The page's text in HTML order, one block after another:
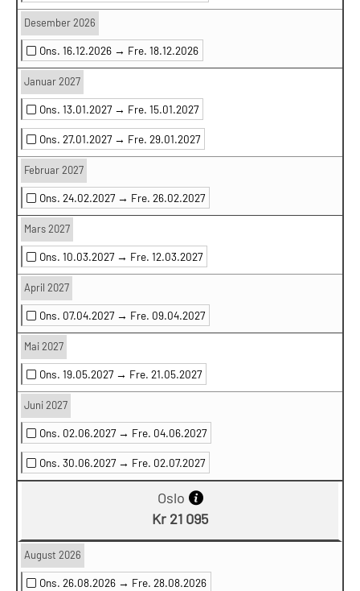
Desember 2026
Ons. 16.12.2026 → Fre. 18.12.2026
Januar 2027
Ons. 13.01.2027 → Fre. 15.01.2027
Ons. 27.01.2027 → Fre. 29.01.2027
Februar 2027
Ons. 24.02.2027 → Fre. 26.02.2027
Mars 2027
Ons. 10.03.2027 → Fre. 12.03.2027
April 2027
Ons. 07.04.2027 → Fre. 09.04.2027
Mai 2027
Ons. 19.05.2027 → Fre. 21.05.2027
Juni 2027
Ons. 02.06.2027 → Fre. 04.06.2027
Ons. 30.06.2027 → Fre. 02.07.2027
Oslo
Kr 21 095
August 2026
Ons. 26.08.2026 → Fre. 28.08.2026